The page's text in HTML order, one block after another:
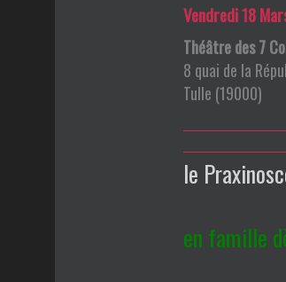
Vendredi 18
Théâtre des 7
8 quai de la
Tulle (19000)
le
en famille